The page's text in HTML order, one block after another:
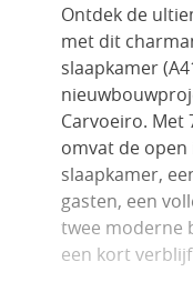
Ontdek de
met dit
slaapkamer
Carvoeiro. Met
omvat de open
slaapkamer,
gasten, een
twee moderne
een kort